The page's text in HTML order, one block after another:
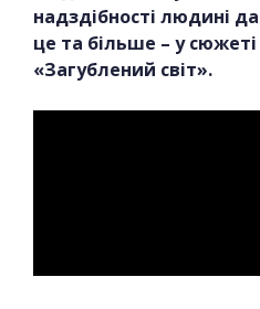
надздібності людині
це та більше – у
«Загублений світ».